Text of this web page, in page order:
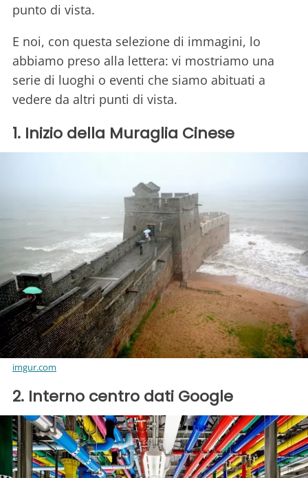
punto di vista.
E noi, con questa selezione di immagini, lo
abbiamo preso alla lettera: vi mostriamo una
serie di luoghi o eventi che siamo abituati a
vedere da altri punti di vista.
1. Inizio della Muraglia Cinese
imgur.com
2. Interno centro dati Google